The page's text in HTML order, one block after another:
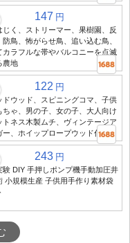
147 円
じく、ストリーマー、果樹園、反
防鳥、怖がらせ鳥、追い込む鳥、
カラフルな帯やバルコニーを点滅
農地
122 円
ドウッド、スピニングコマ、子供
ちゃ、男の子、女の子、大人向け
トネス木製ムチ、ヴィンテージア
ー、ホイップロープウッド付き
243 円
験 DIY 手押しポンプ機手動加圧井
小規模生産 子供用手作り素材袋